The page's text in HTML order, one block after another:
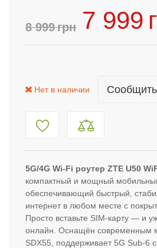
8 999грн 7 999
Нет в наличии
5G/4G Wi-Fi роутер ZTE U50
компактный и мощный
обеспечивающий быстрый,
интернет в любом месте с
Просто вставьте SIM-карту — и
онлайн. Оснащён современным
SDX55, поддерживает 5G Sub-6